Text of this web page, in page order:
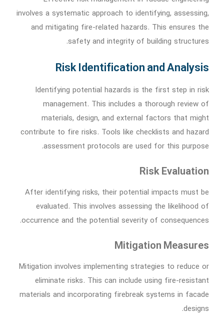
involves a systematic approach to identifying, assessing,
and mitigating fire-related hazards. This ensures the
safety and integrity of building structures.
Risk Identification and Analysis
Identifying potential hazards is the first step in risk
management. This includes a thorough review of
materials, design, and external factors that might
contribute to fire risks. Tools like checklists and hazard
assessment protocols are used for this purpose.
Risk Evaluation
After identifying risks, their potential impacts must be
evaluated. This involves assessing the likelihood of
occurrence and the potential severity of consequences.
Mitigation Measures
Mitigation involves implementing strategies to reduce or
eliminate risks. This can include using fire-resistant
materials and incorporating firebreak systems in facade
designs.